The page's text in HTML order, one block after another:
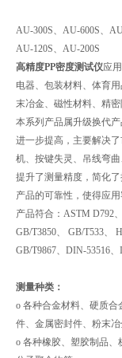
AU-300S、AU-600S、
AU-120S、AU-200S
高精度PP密度测试仪应
电器、包装材料、体育
末冶金、磁性材料、精
本系列产品属升级换代
进一步提高，主要解决
机、按键失灵、吊线弯
提升了测量精度，简化
产品的可靠性，使得应用
产品符合：ASTM D792
GB/T3850、 GB/T533、
GB/T9867、DIN-53516
测量种类：
o 各种合金材料、硬质
件、金属密封件、粉末冶
o 各种橡胶、塑胶制品